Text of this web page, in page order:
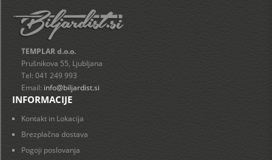
TEMPLAR d.o.o.
Prušnikova 55, Ljubljana
Tel: 041 249 993
Email: info@biljardist.si
INFORMACIJE
Kontakt in Lokacija
Brezplačna dostava
Pogoji poslovanja